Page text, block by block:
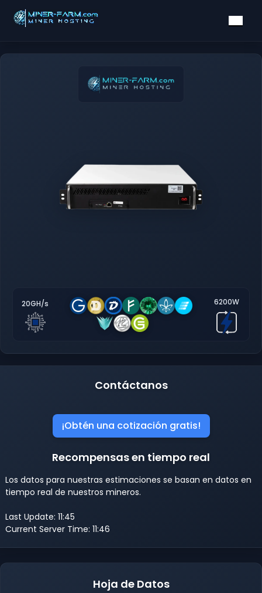
20GH/s 6200W
Contáctanos
¡Obtén una cotización gratis!
Recompensas en tiempo real
Los datos para nuestras estimaciones se basan en datos en
tiempo real de nuestros mineros.
Last Update: 11:45
Current Server Time: 11:46
Hoja de Datos